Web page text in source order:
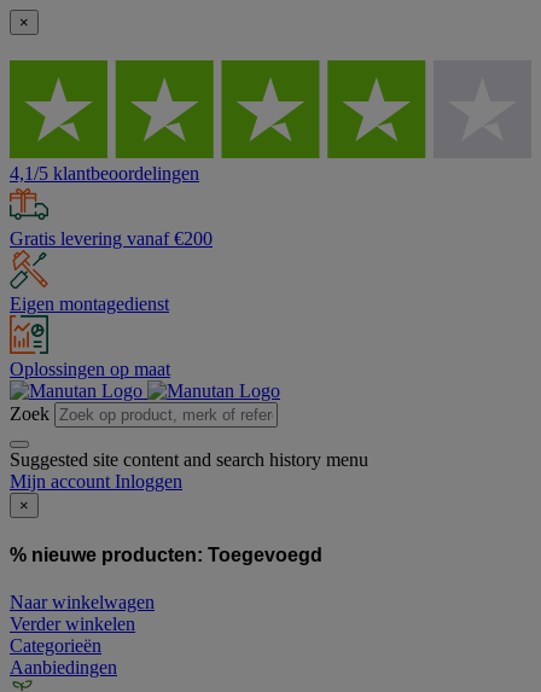
×
4,1/5 klantbeoordelingen
Gratis levering vanaf €200
Eigen montagedienst
Oplossingen op maat
Zoek
Suggested site content and search history menu
Mijn account Inloggen
×
% nieuwe producten: Toegevoegd
Naar winkelwagen
Verder winkelen
Categorieën
Aanbiedingen